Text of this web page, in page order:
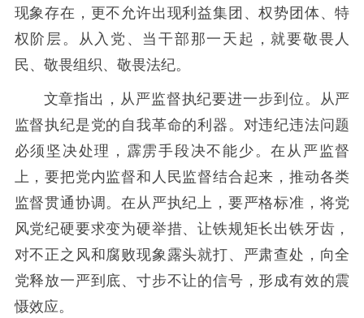
现象存在，更不允许出现利益集团、权势团体、特
权阶层。从入党、当干部那一天起，就要敬畏人
民、敬畏组织、敬畏法纪。
文章指出，从严监督执纪要进一步到位。从严
监督执纪是党的自我革命的利器。对违纪违法问题
必须坚决处理，霹雳手段决不能少。在从严监督
上，要把党内监督和人民监督结合起来，推动各类
监督贯通协调。在从严执纪上，要严格标准，将党
风党纪硬要求变为硬举措、让铁规矩长出铁牙齿，
对不正之风和腐败现象露头就打、严肃查处，向全
党释放一严到底、寸步不让的信号，形成有效的震
慑效应。